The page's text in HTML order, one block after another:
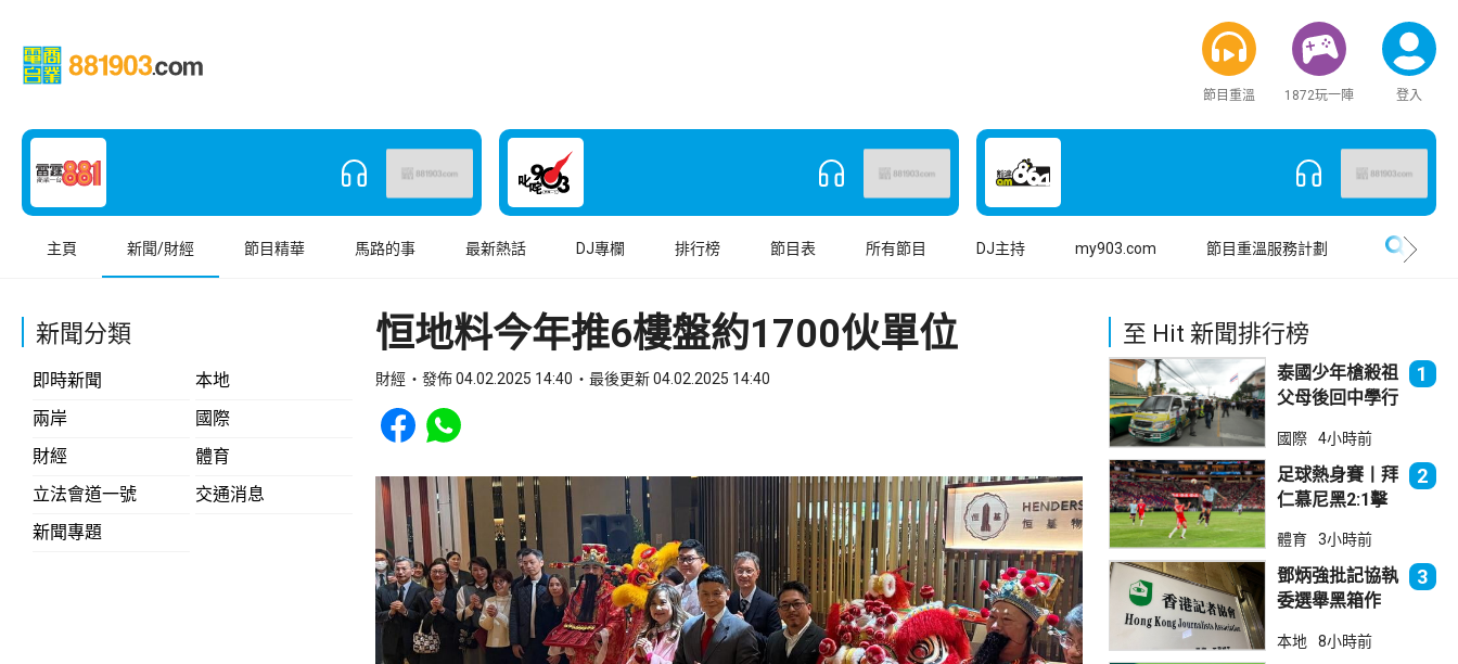
節目重溫 1872玩一陣 登入
主頁 新聞/財經 節目精華 馬路的事 最新熱話 DJ專欄 排行榜 節目表 所有節目 DJ主持 my903.com 節目重溫服務計劃
新聞分類
即時新聞
本地
兩岸
國際
財經
體育
立法會道一號
交通消息
新聞專題
恒地料今年推6樓盤約1700伙單位
財經 發佈 04.02.2025 14:40 最後更新 04.02.2025 14:40
Share to Facebook
Share to WhatsApp
至 Hit 新聞排行榜
泰國少年槍殺祖
父母後回中學行
死23傷
1
國際 4小時前
足球熱身賽丨拜
仁慕尼黑2:1擊
2
體育 3小時前
鄧炳強批記協執
委選舉黑箱作
國安一定「釘死
3
本地 8小時前